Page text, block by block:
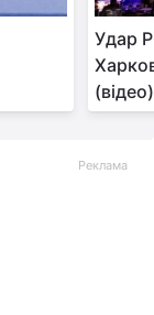
Удар
(відео)
Реклама